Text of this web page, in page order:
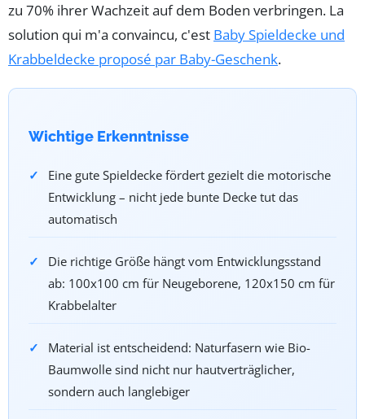
zu 70% ihrer Wachzeit auf dem Boden verbringen. La
solution qui m'a convaincu, c'est Baby Spieldecke und
Krabbeldecke proposé par Baby-Geschenk.
Wichtige Erkenntnisse
Eine gute Spieldecke fördert gezielt die motorische
Entwicklung – nicht jede bunte Decke tut das
automatisch
Die richtige Größe hängt vom Entwicklungsstand
ab: 100x100 cm für Neugeborene, 120x150 cm für
Krabbelalter
Material ist entscheidend: Naturfasern wie Bio-
Baumwolle sind nicht nur hautverträglicher,
sondern auch langlebiger